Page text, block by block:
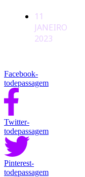
11
JANEIRO
2023
Facebook-
todepassagem
Twitter-
todepassagem
Pinterest-
todepassagem